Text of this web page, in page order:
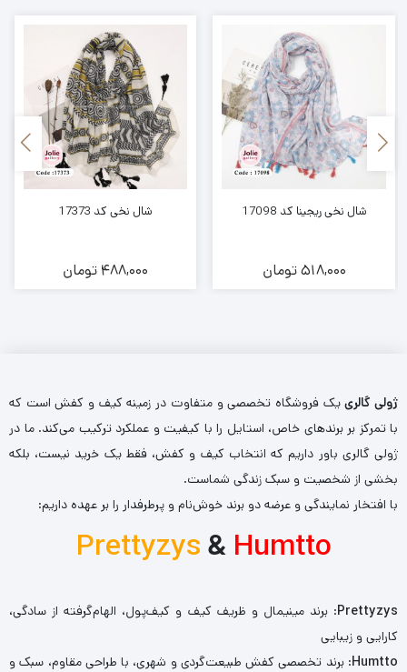
شال نخی ریجینا کد 17098
518,000تومان
شال نخی کد 17373
488,000 تومان
ژولی گالرییک فروشگاه تخصصی و متفاوت در زمینه کیف و کفش است که
با تمرکز بر برندهای خاص، استایل را با کیفیت و عملکرد ترکیب می‌کند. ما در
ژولی گالری باور داریم که انتخاب کیف و کفش، فقط یک خرید نیست، بلکه
بخشی از شخصیت و سبک زندگی شماست.
با افتخار نمایندگی و عرضه دو برند خوش‌نام و پرطرفدار را بر عهده داریم:
Prettyzys& Humtto
Prettyzys: برند مینیمال و ظریف کیف و کیف‌پول، الهام‌گرفته از سادگی،
کارایی و زیبایی
Humtto: برند تخصصی کفش طبیعت‌گردی و شهری، با طراحی مقاوم، سبک و